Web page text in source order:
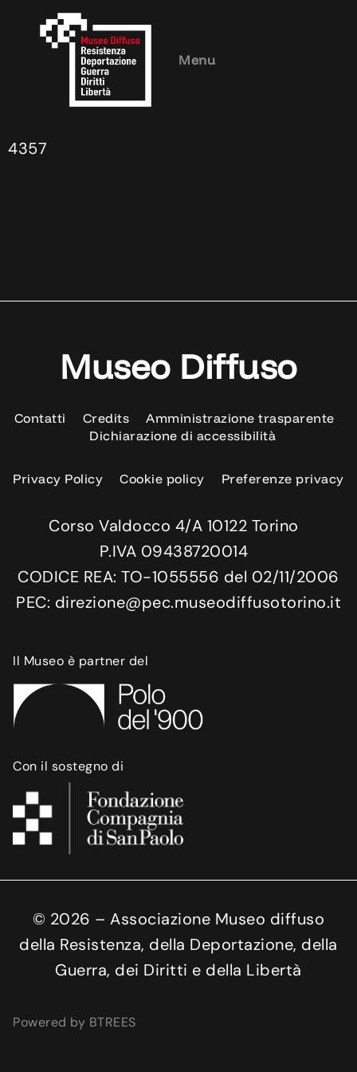
Menu
4357
Museo Diffuso
Contatti Credits
Amministrazione trasparente
Dichiarazione di accessibilità
Privacy Policy Cookie policy Preferenze privacy
Corso Valdocco 4/A 10122 Torino
P.IVA 09438720014
CODICE REA: TO-1055556 del 02/11/2006
PEC: direzione@pec.museodiffusotorino.it
Il Museo è partner del
Con il sostegno di
© 2026 – Associazione Museo diffuso
della Resistenza, della Deportazione, della
Guerra, dei Diritti e della Libertà
Powered by BTREES